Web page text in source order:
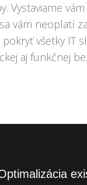
Vystaviame
vám neoplatí
všetky IT
aj funkčnej